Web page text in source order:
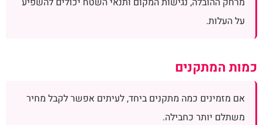
על העלות.
כמות המתקנים
אם מזמינים כמה מתקנים ביחד, לעיתים אפשר לקבל מחיר
משתלם יותר כחבילה.